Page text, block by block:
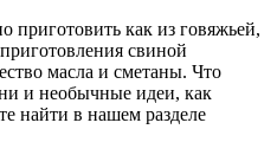
как из говяжьей,
свиной
масла и сметаны. Что
и необычные идеи, как
найти в нашем разделе